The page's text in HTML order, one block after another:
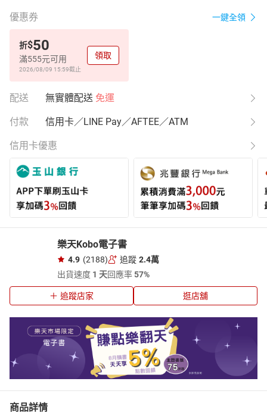
優惠券 一鍵全領
折$50
滿555元可用
2026/08/09 15:59截止
領取
配送 無實體配送 免運
付款 信用卡／LINE Pay／AFTEE／ATM
信用卡優惠
樂天Kobo電子書
4.9 (2188) 追蹤 2.4萬
出貨速度 1 天回應率57%
追蹤店家 逛店舖
商品詳情